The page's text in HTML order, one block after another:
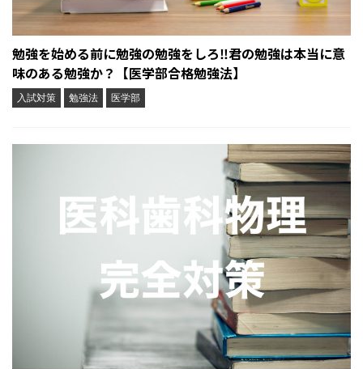
勉強を始める前に勉強の勉強をしろ‼︎君の勉強は本当に意
味のある勉強か？【医学部合格勉強法】
入試対策 勉強法 医学部